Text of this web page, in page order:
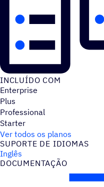
INCLUÍDO COM
Enterprise
Plus
Professional
Starter
Ver todos os planos
SUPORTE DE IDIOMAS
Inglês
DOCUMENTAÇÃO